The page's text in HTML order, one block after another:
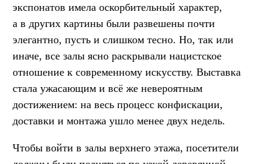
экспонатов имела оскорбительный характер,
а в других картины были развешены почти
элегантно, пусть и слишком тесно. Но, так или
иначе, все залы ясно раскрывали нацистское
отношение к современному искусству. Выставка
стала ужасающим и всё же невероятным
достижением: на весь процесс конфискации,
доставки и монтажа ушло менее двух недель.
Чтобы войти в залы верхнего этажа, посетители